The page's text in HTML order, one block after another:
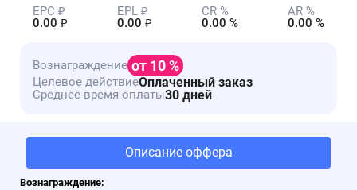
EPC ₽
0.00 ₽
EPL ₽
0.00 ₽
CR %
0.00 %
AR %
0.00 %
Вознаграждение от 10 %
Целевое действиеОплаченный заказ
Среднее время оплаты30 дней
Описание оффера
Вознаграждение: